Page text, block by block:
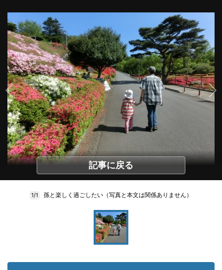
記事に戻る
1/1 孫と楽しく過ごしたい（写真と本文は関係ありません）